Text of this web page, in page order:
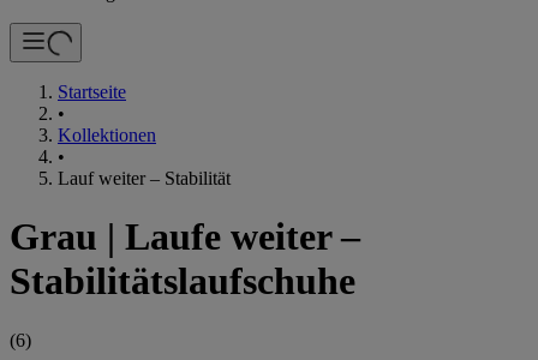
Startseite
•
Kollektionen
•
Lauf weiter – Stabilität
Grau | Laufe weiter –
Stabilitätslaufschuhe
(6)